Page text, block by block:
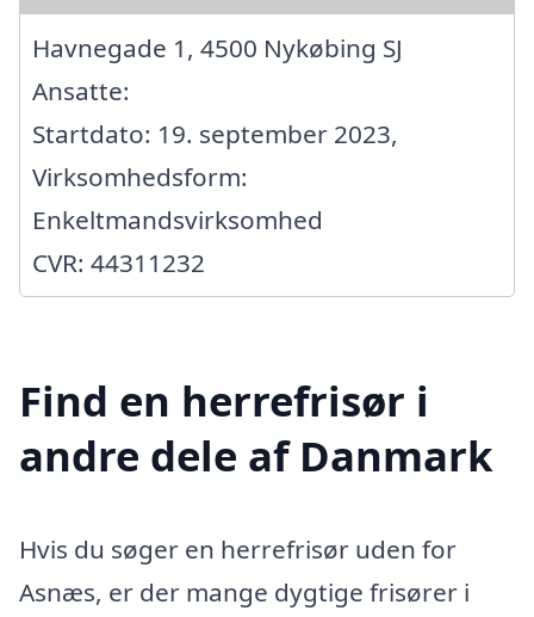
Havnegade 1, 4500 Nykøbing SJ
Ansatte:
Startdato: 19. september 2023,
Virksomhedsform:
Enkeltmandsvirksomhed
CVR: 44311232
Find en herrefrisør i
andre dele af Danmark
Hvis du søger en herrefrisør uden for
Asnæs, er der mange dygtige frisører i